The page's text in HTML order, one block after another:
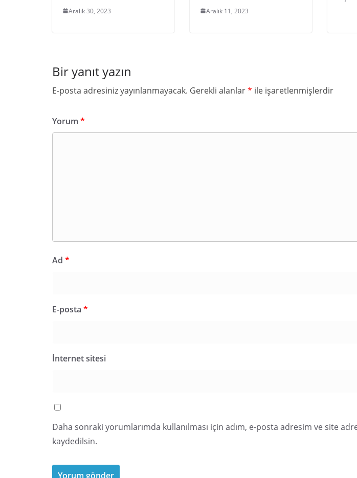
Aralık 30, 2023 Aralık 11, 2023
Bir yanıt yazın
E-posta adresiniz yayınlanmayacak. Gerekli alanlar* ile işaretlenmişlerdir
Yorum *
Ad *
E-posta *
İnternet sitesi
Daha sonraki yorumlarımda kullanılması için adım, e-posta adresim ve site
kaydedilsin.